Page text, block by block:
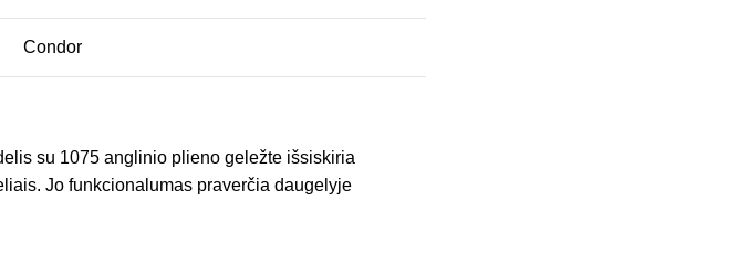
Condor
su 1075 anglinio plieno geležte išsiskiria
Jo funkcionalumas praverčia daugelyje